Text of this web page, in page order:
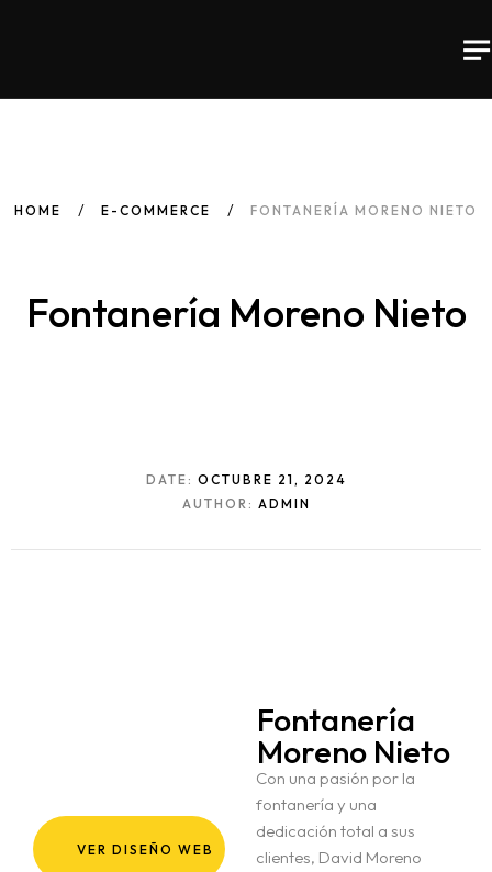
Inicio
HOME E-COMMERCE FONTANERÍA MORENO NIETO
Fontanería Moreno Nieto
DATE: OCTUBRE 21, 2024
AUTHOR: ADMIN
VER DISEÑO WEB
Fontanería
Moreno Nieto
Con una pasión por la
fontanería y una
dedicación total a sus
clientes, David Moreno